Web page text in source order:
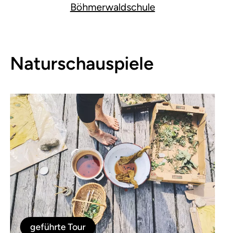
Böhmerwaldschule
Naturschauspiele
geführte Tour